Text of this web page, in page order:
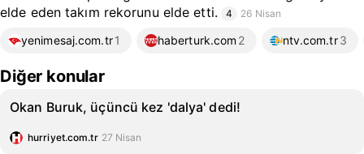
elde eden takım rekorunu elde etti.
4 26 Nisan
yenimesaj.com.tr1 haberturk.com 2 ntv.com.tr3
Diğer konular
Okan Buruk, üçüncü kez 'dalya' dedi!
hurriyet.com.tr 27 Nisan